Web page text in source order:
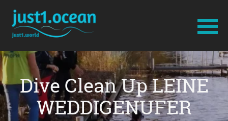
Navigation
überspringen
Dive Clean Up LEINE
WEDDIGENUFER